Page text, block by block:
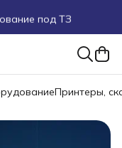
под ТЗ
в чат
и под заказ
Принтеры,